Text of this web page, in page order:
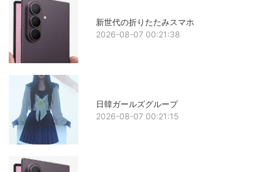
新世代の折りたたみスマホ
2026-08-07 00:21:38
日韓ガールズグループ
2026-08-07 00:21:15